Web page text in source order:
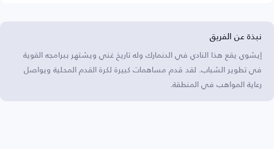
نبذة عن الفريق
إيشوي يقع هذا النادي في الدنمارك وله تاريخ غني ويشتهر ببرامجه القوية
في تطوير الشباب. لقد قدم مساهمات كبيرة لكرة القدم المحلية ويواصل
رعاية المواهب في المنطقة.